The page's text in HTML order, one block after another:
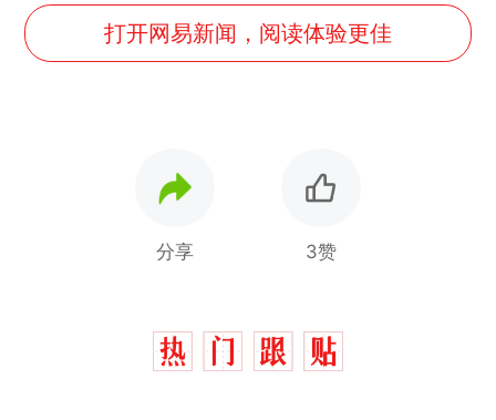
打开网易新闻，阅读体验更佳
分享 3赞